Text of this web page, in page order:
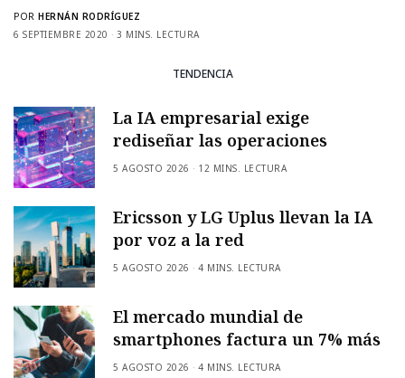
POR HERNÁN RODRÍGUEZ
6 SEPTIEMBRE 2020
3 MINS. LECTURA
TENDENCIA
La IA empresarial exige
rediseñar las operaciones
5 AGOSTO 2026 12 MINS. LECTURA
Ericsson y LG Uplus llevan la IA
por voz a la red
5 AGOSTO 2026 4 MINS. LECTURA
El mercado mundial de
smartphones factura un 7% más
5 AGOSTO 2026 4 MINS. LECTURA